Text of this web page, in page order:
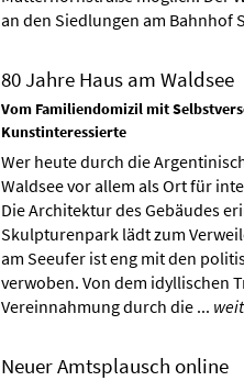
an den Siedlungen am Bahnhof
80 Jahre Haus am Waldsee
Vom Familiendomizil mit
Kunstinteressierte
Wer heute durch die
Waldsee vor allem als Ort für
Die Architektur des Gebäudes
Skulpturenpark lädt zum
am Seeufer ist eng mit den
verwoben. Von dem idyllischen
Vereinnahmung durch die ...
Neuer Amtsplausch online